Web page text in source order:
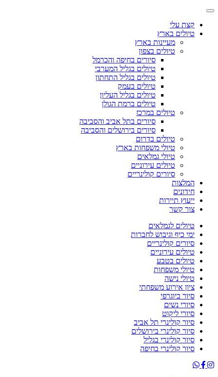
קצת עלי
טיולים בארץ
מעיינות בארץ
טיולים בצפון
סיורים בחיפה והכרמל
טיולים בגליל המערבי
טיולים בגליל התחתון
טיולים בעמק
טיולים בגליל העליון
טיולים ברמת הגולן
טיולים במרכז
סיורים בתל אביב והסביבה
סיורים בירושלים והסביבה
טיולים בדרום
טיולי משפחות בארץ
טיולי גמלאים
טיולים עירוניים
סיורים קולינריים
המלצות
חידונים
ייעוץ תיירות
צור קשר
טיולים לגמלאים
ימי כיף וגיבוש לחברות
סיורים קולינריים
טיולים עירוניים
טיולים בטבע
טיולי משפחות
טיולי נישה
ציון אירוע משפחתי
סיור ביוגרפי
סיורי נשים
סיורי ליקוט
סיור קולינרי תל אביב
סיור קולינרי בירושלים
סיור קולינרי בגליל
סיור קולינרי בחיפה